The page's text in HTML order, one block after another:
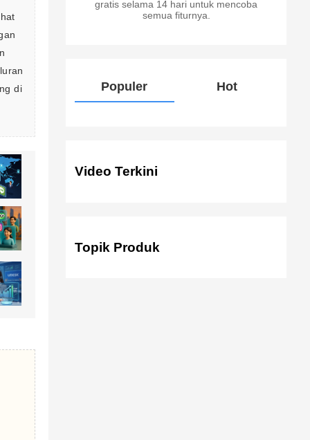
di
gratis selama 14 hari untuk mencoba
semua fiturnya.
Populer Hot
Video Terkini
Topik Produk